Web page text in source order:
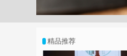
精品推荐